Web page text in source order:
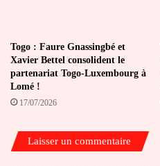
Togo : Faure Gnassingbé et
Xavier Bettel consolident le
partenariat Togo-Luxembourg à
Lomé !
17/07/2026
Laisser un commentaire